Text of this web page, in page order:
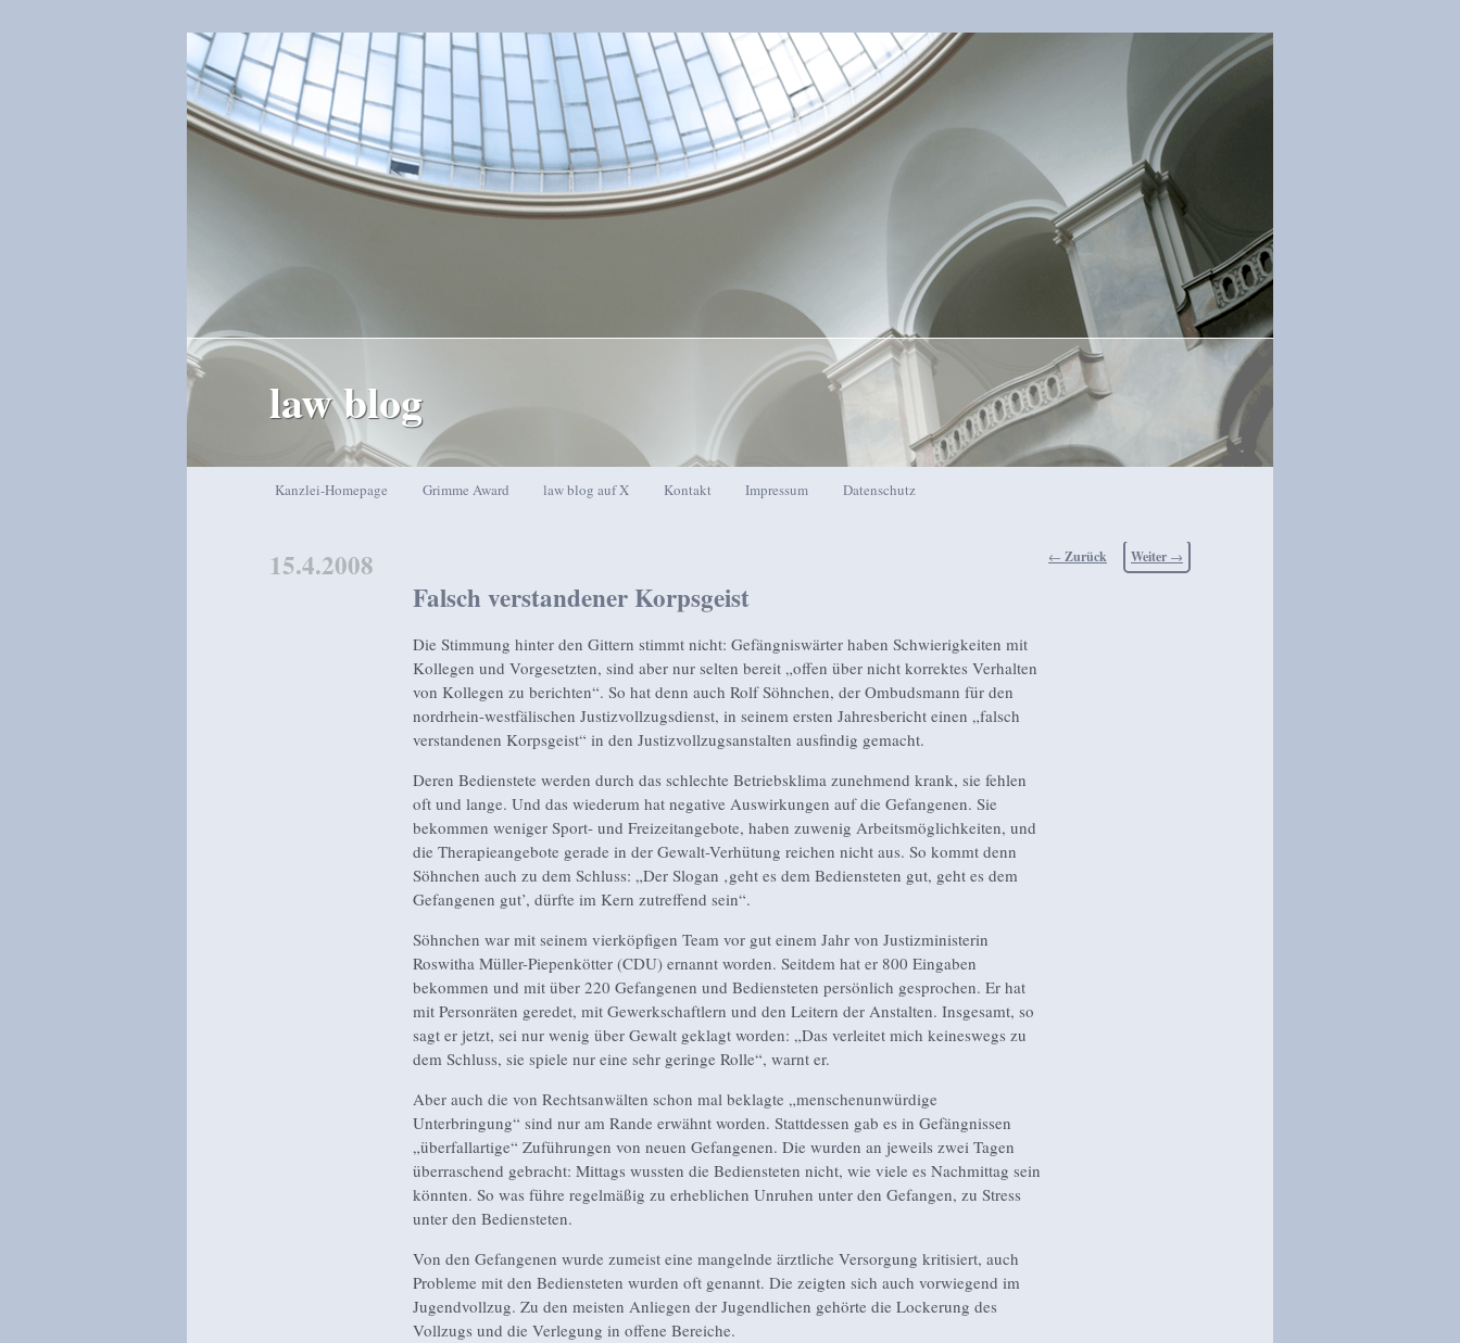
law blog
Zum Inhalt wechseln
Zum sekundären Inhalt wechseln
Kanzlei-Homepage Grimme Award law blog auf X Kontakt Impressum Datenschutz
Beitragsnavigation
← Zurück Weiter →
Falsch verstandener Korpsgeist
15.4.2008
Die Stimmung hinter den Gittern stimmt nicht: Gefängniswärter haben Schwierigkeiten mit
Kollegen und Vorgesetzten, sind aber nur selten bereit „offen über nicht korrektes Verhalten
von Kollegen zu berichten“. So hat denn auch Rolf Söhnchen, der Ombudsmann für den
nordrhein-westfälischen Justizvollzugsdienst, in seinem ersten Jahresbericht einen „falsch
verstandenen Korpsgeist“ in den Justizvollzugsanstalten ausfindig gemacht.
Deren Bedienstete werden durch das schlechte Betriebsklima zunehmend krank, sie fehlen
oft und lange. Und das wiederum hat negative Auswirkungen auf die Gefangenen. Sie
bekommen weniger Sport- und Freizeitangebote, haben zuwenig Arbeitsmöglichkeiten, und
die Therapieangebote gerade in der Gewalt-Verhütung reichen nicht aus. So kommt denn
Söhnchen auch zu dem Schluss: „Der Slogan ‚geht es dem Bediensteten gut, geht es dem
Gefangenen gut’, dürfte im Kern zutreffend sein“.
Söhnchen war mit seinem vierköpfigen Team vor gut einem Jahr von Justizministerin
Roswitha Müller-Piepenkötter (CDU) ernannt worden. Seitdem hat er 800 Eingaben
bekommen und mit über 220 Gefangenen und Bediensteten persönlich gesprochen. Er hat
mit Personräten geredet, mit Gewerkschaftlern und den Leitern der Anstalten. Insgesamt, so
sagt er jetzt, sei nur wenig über Gewalt geklagt worden: „Das verleitet mich keineswegs zu
dem Schluss, sie spiele nur eine sehr geringe Rolle“, warnt er.
Aber auch die von Rechtsanwälten schon mal beklagte „menschenunwürdige
Unterbringung“ sind nur am Rande erwähnt worden. Stattdessen gab es in Gefängnissen
„überfallartige“ Zuführungen von neuen Gefangenen. Die wurden an jeweils zwei Tagen
überraschend gebracht: Mittags wussten die Bediensteten nicht, wie viele es Nachmittag sein
könnten. So was führe regelmäßig zu erheblichen Unruhen unter den Gefangen, zu Stress
unter den Bediensteten.
Von den Gefangenen wurde zumeist eine mangelnde ärztliche Versorgung kritisiert, auch
Probleme mit den Bediensteten wurden oft genannt. Die zeigten sich auch vorwiegend im
Jugendvollzug. Zu den meisten Anliegen der Jugendlichen gehörte die Lockerung des
Vollzugs und die Verlegung in offene Bereiche.